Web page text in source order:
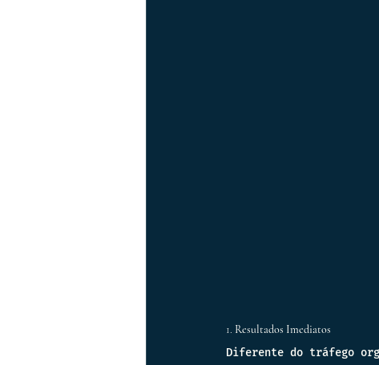
1. Resultados Imediatos
Diferente do tráfego